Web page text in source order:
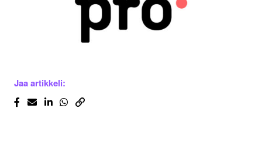
Jaa artikkeli: